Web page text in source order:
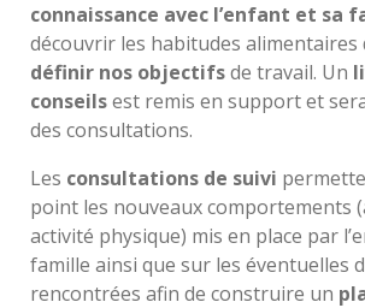
connaissance avec l’enfant et sa
découvrir les habitudes alimentaires
définir nos objectifsde travail. Un
conseilsest remis en support et
des consultations.
Les consultations de suivi
point les nouveaux comportements
activité physique) mis en place par
famille ainsi que sur les éventuelles
rencontrées afin de construire un